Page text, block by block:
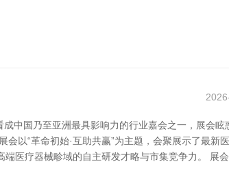
中国乃至亚洲最具影响力的行业嘉会之一，展会眩
以“革命初始·互助共赢”为主题，会聚展示了最新
医疗器械畛域的自主研发才略与市集竞争力。 展